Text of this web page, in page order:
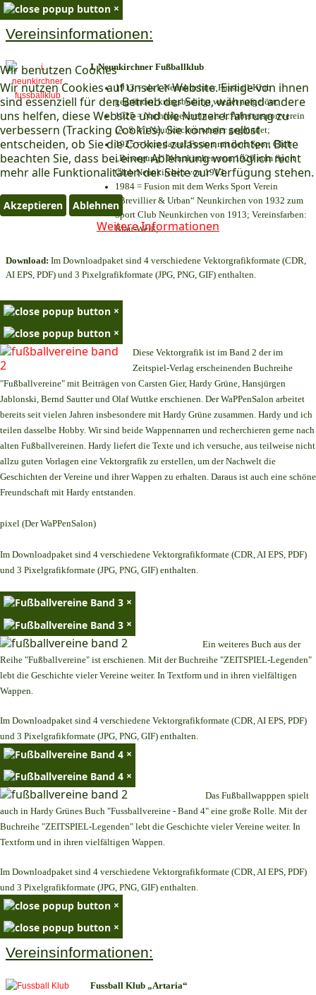
Wir benutzen Cookies
Wir nutzen Cookies auf unserer Website. Einige von ihnen
sind essenziell für den Betrieb der Seite, während andere
uns helfen, diese Website und die Nutzererfahrung zu
verbessern (Tracking Cookies). Sie können selbst
entscheiden, ob Sie die Cookies zulassen möchten. Bitte
beachten Sie, dass bei einer Ablehnung womöglich nicht
mehr alle Funktionalitäten der Seite zur Verfügung stehen.
Akzeptieren Ablehnen
Weitere Informationen
×
Vereinsinformationen:
I. Neunkirchner Fußballklub
1913 = als I. Neunkirchner Fussball-Klub
gegründet, kriegsbedingt wieder aufgelöst;
1925 = Nachfolgeverein als 1. Arbeitersportverein
(A. S. V.) Neunkirchen wieder gegründet;
1925 = kurz darauf Fusion mit dem Sport Club
„Bewegung“ Neunkirchen von 1920 zum Sport
Club Neunkirchen von 1913;
1984 = Fusion mit dem Werks Sport Verein
„Brevillier & Urban“ Neunkirchen von 1932 zum
Sport Club Neunkirchen von 1913; Vereinsfarben:
Blau-Weiß;
Download: Im Downloadpaket sind 4 verschiedene Vektorgrafikformate (CDR,
AI EPS, PDF) und 3 Pixelgrafikformate (JPG, PNG, GIF) enthalten.
×
×
Diese Vektorgrafik ist im Band 2 der im
Zeitspiel-Verlag erscheinenden Buchreihe
"Fußballvereine" mit Beiträgen von Carsten Gier, Hardy Grüne, Hansjürgen
Jablonski, Bernd Sautter und Olaf Wuttke erschienen. Der WaPPenSalon arbeitet
bereits seit vielen Jahren insbesondere mit Hardy Grüne zusammen. Hardy und ich
teilen dasselbe Hobby. Wir sind beide Wappennarren und recherchieren gerne nach
alten Fußballvereinen. Hardy liefert die Texte und ich versuche, aus teilweise nicht
allzu guten Vorlagen eine Vektorgrafik zu erstellen, um der Nachwelt die
Geschichten der Vereine und ihrer Wappen zu erhalten. Daraus ist auch eine schöne
Freundschaft mit Hardy entstanden.
pixel (Der WaPPenSalon)
Im Downloadpaket sind 4 verschiedene Vektorgrafikformate (CDR, AI EPS, PDF)
und 3 Pixelgrafikformate (JPG, PNG, GIF) enthalten.
×
×
Ein weiteres Buch aus der
Reihe "Fußballvereine" ist erschienen. Mit der Buchreihe "ZEITSPIEL-Legenden"
lebt die Geschichte vieler Vereine weiter. In Textform und in ihren vielfältigen
Wappen.
Im Downloadpaket sind 4 verschiedene Vektorgrafikformate (CDR, AI EPS, PDF)
und 3 Pixelgrafikformate (JPG, PNG, GIF) enthalten.
×
×
Das Fußballwapppen spielt
auch in Hardy Grünes Buch "Fussballvereine - Band 4" eine große Rolle. Mit der
Buchreihe "ZEITSPIEL-Legenden" lebt die Geschichte vieler Vereine weiter. In
Textform und in ihren vielfältigen Wappen.
Im Downloadpaket sind 4 verschiedene Vektorgrafikformate (CDR, AI EPS, PDF)
und 3 Pixelgrafikformate (JPG, PNG, GIF) enthalten.
×
×
Vereinsinformationen:
Fussball Klub „Artaria“